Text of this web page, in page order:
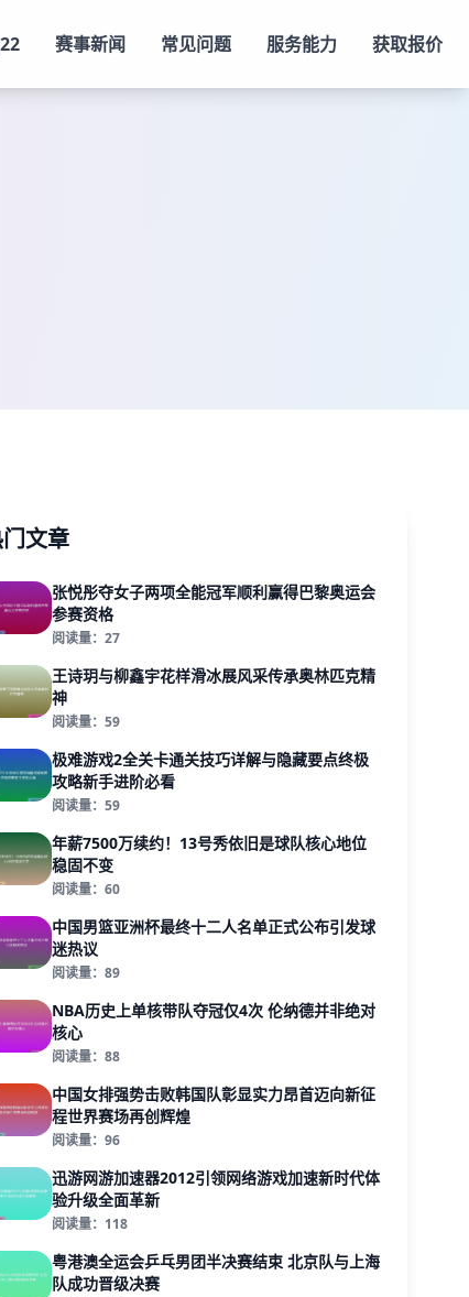
赛事新闻 常见问题 服务能力 获取报价
文章
张悦彤夺女子两项全能冠军顺利赢得巴黎奥运会
参赛资格
阅读量：27
王诗玥与柳鑫宇花样滑冰展风采传承奥林匹克精
神
阅读量：59
极难游戏2全关卡通关技巧详解与隐藏要点终极
攻略新手进阶必看
阅读量：59
年薪7500万续约！13号秀依旧是球队核心地位
稳固不变
阅读量：60
中国男篮亚洲杯最终十二人名单正式公布引发球
迷热议
阅读量：89
NBA历史上单核带队夺冠仅4次 伦纳德并非绝对
核心
阅读量：88
中国女排强势击败韩国队彰显实力昂首迈向新征
程世界赛场再创辉煌
阅读量：96
迅游网游加速器2012引领网络游戏加速新时代体
验升级全面革新
阅读量：118
粤港澳全运会乒乓男团半决赛结束 北京队与上海
队成功晋级决赛